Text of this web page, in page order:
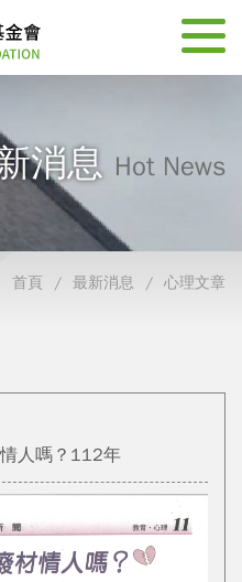
消息 Hot News
首頁 最新消息 心理文章
人嗎？112年